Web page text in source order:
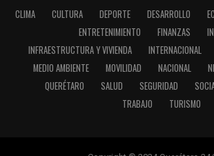
CLIMA CULTURA DEPORTE DESARROLLO
ENTRETENIMIENTO
FINANZAS
INFRAESTRUCTURA Y VIVIENDA
INTERNACIONAL
MEDIO AMBIENTE
MOVILIDAD NACIONAL
QUERÉTARO
SALUD SEGURIDAD
TRABAJO
TURISMO